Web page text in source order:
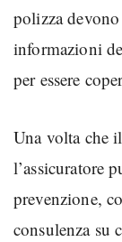
polizza
informazioni
per essere
Una volta che
l’assicuratore
prevenzione,
consulenza su